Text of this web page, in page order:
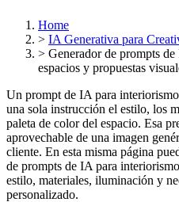
Home
> IA Generativa para
> Generador de prompts
espacios y propuestas
Un prompt de IA para
una sola instrucción el estilo, los
paleta de color del espacio. Esa
aprovechable de una imagen
cliente. En esta misma página
de prompts de IA para
estilo, materiales, iluminación y
personalizado.